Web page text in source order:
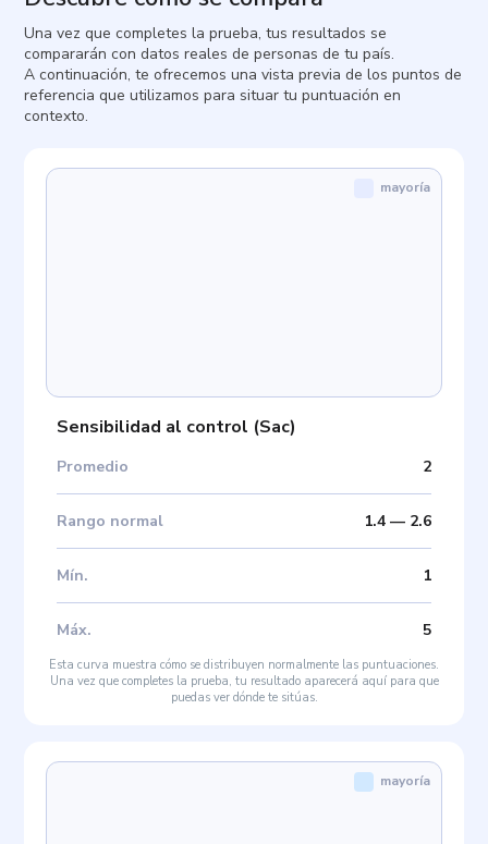
Una vez que completes la prueba, tus resultados se
compararán con datos reales de personas de tu país.
A continuación, te ofrecemos una vista previa de los puntos de
referencia que utilizamos para situar tu puntuación en
contexto.
Sensibilidad al control (Sac)
Promedio 2
Rango normal 1.4— 2.6
Mín. 1
Máx. 5
mayoría
Esta curva muestra cómo se distribuyen normalmente las puntuaciones.
Una vez que completes la prueba, tu resultado aparecerá aquí para que
puedas ver dónde te sitúas.
mayoría